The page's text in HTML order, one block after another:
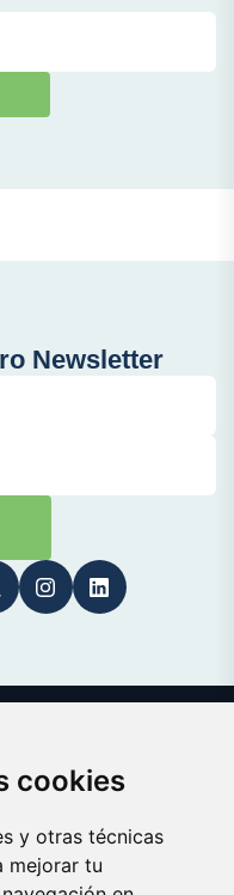
cookies
y otras técnicas
mejorar tu
Newsletter